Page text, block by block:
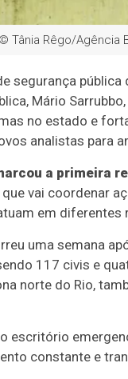
© Tânia Rêgo/Agência
segurança
Mário
no estado e
analistas para
a primeira
que vai coordenar
em diferentes
uma semana
117 civis e
norte do Rio,
escritório
constante e